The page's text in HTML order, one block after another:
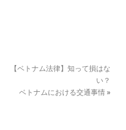
【ベトナム法律】知って損はな
い？
ベトナムにおける交通事情»